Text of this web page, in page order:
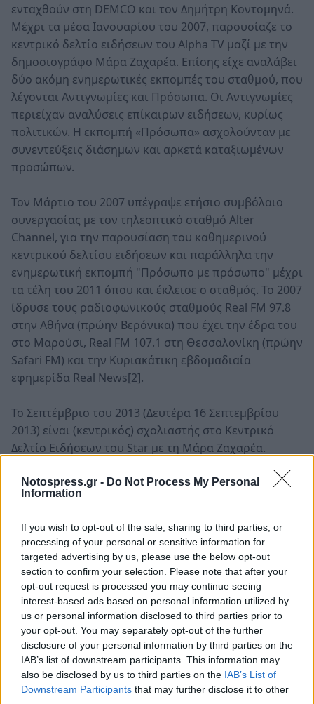
Notospress.gr - Do Not Process My Personal
Information
If you wish to opt-out of the sale, sharing to third parties, or
processing of your personal or sensitive information for
targeted advertising by us, please use the below opt-out
section to confirm your selection. Please note that after your
opt-out request is processed you may continue seeing
interest-based ads based on personal information utilized by
us or personal information disclosed to third parties prior to
your opt-out. You may separately opt-out of the further
disclosure of your personal information by third parties on the
IAB’s list of downstream participants. This information may
also be disclosed by us to third parties on the IAB’s List of
Downstream Participants that may further disclose it to other
ενταχθούν στη DEMCO και τον Δημήτρη Κοντομηνά.
Μέχρι τα μέσα Ιανουαρίου του 2007, παρουσίαζε το
κεντρικό δελτίο ειδήσεων του Alpha TV μαζί με την
δημοσιογράφο Μάρα Ζαχαρέα. Επίσης είχε αναλάβει
δύο ακόμη ενημερωτικές εκπομπές του σταθμού, που
λέγονται Αντιγνωμίες και Πρόσωπα. Οι Αντιγνωμίες
περιείχαν αναλύσεις επίκαιρων ειδήσεων, κυρίως
πολιτικών. Η εκπομπή «Πρόσωπα» ασχολούνταν με
συνεντεύξεις διάσημων και αρκετά καταξιωμένων
προσώπων.
Τον Μάρτιο του 2007 υπέγραψε ετήσιο συμβόλαιο
συνεργασίας με τον τηλεοπτικό σταθμό Alter
Channel, για την παρουσίαση του καθημερινού
κεντρικού δελτίου ειδήσεων και παράλληλα την
ενημερωτική εκπομπή "Πρόσωπο με πρόσωπο" μέχρι
τα τέλη του 2011 όπου και έκλεισε ο σταθμός. Το 2007
ίδρυσε τους ραδιοφωνικούς σταθμούς Real FM 97.8
στην Αθήνα (πρώην Βερόνικα) που έχει την έδρα του
στο Μαρούσι, Real FM 107.1 στη Θεσσαλονίκη (πρώην
Safari FM) και την Κυριακάτικη εβδομαδιαία
εφημερίδα Real News[2].
Το Σεπτέμβριο του 2013 (Δευτέρα 16 Σεπτεμβρίου
2013) είναι (κεντρικός) σχολιαστής στο Κεντρικό
Δελτίο Ειδήσεων του Star με τη Μάρα Ζαχαρέα.
Από τον πρώτο του γάμο με τη δημοσιογράφο Έλενα
Κατρίτση απέκτησε ένα γιο, τον Παναγιώτη (1994).
Τσολακάκη - κόρη της γνωστής Ελληνίδας χορεύτριας
Μαργαρίτας Μπρόγιερ - και πρώην υπεύθυνης των
δημοσίων σχέσεων της Κύπριας τραγουδίστριας
Άννας Βίσση.
[Από το 2007 το πρόγραμμα του Real fm 97.8
δικτυώνει επίσημα για τη Λακωνία το ραδιόφωνο
Νότος 94.9]